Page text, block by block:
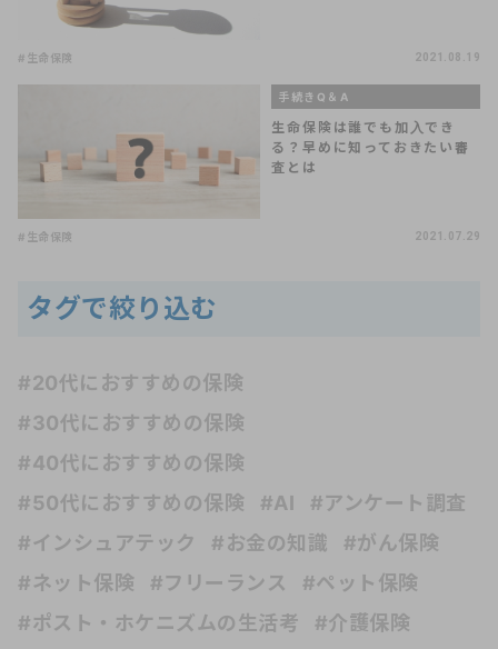
#生命保険 2021.08.19
手続きQ＆A
生命保険は誰でも加入でき
る？早めに知っておきたい審
査とは
#生命保険 2021.07.29
タグで絞り込む
#20代におすすめの保険
#30代におすすめの保険
#40代におすすめの保険
#50代におすすめの保険
#AI
#アンケート調査
#インシュアテック
#お金の知識
#がん保険
#ネット保険
#フリーランス
#ペット保険
#ポスト・ホケニズムの生活考
#介護保険